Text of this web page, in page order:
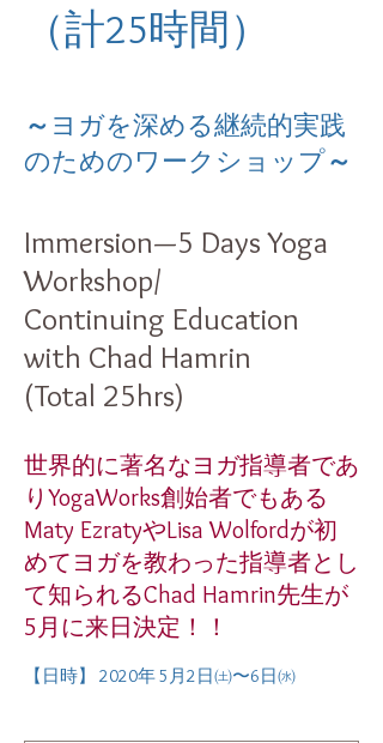
（計25時間）
～ ヨガを深める継続的実践
のためのワークショップ～
Immersion—5 Days Yoga
Workshop/
Continuing Education
with Chad Hamrin
(Total 25hrs)
世界的に著名なヨガ指導者であ
りYogaWorks創始者でもある
Maty EzratyやLisa Wolfordが初
めてヨガを教わった指導者とし
て知られるChad Hamrin先生が
5月に来日決定！！
【日時】 2020年 5月2日㈯〜6日㈬